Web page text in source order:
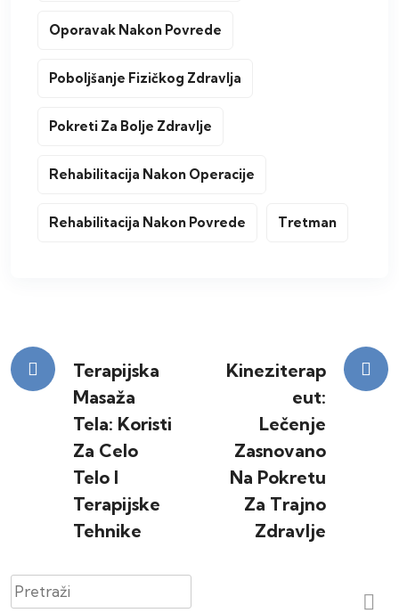
Oporavak Nakon Povrede
Poboljšanje Fizičkog Zdravlja
Pokreti Za Bolje Zdravlje
Rehabilitacija Nakon Operacije
Rehabilitacija Nakon Povrede Tretman
Kretanje
članka
Terapijska
Masaža
Tela: Koristi
Za Celo
Telo I
Terapijske
Tehnike
Kineziterap
Eut:
Lečenje
Zasnovano
Na Pokretu
Za Trajno
Zdravlje
Pretraži